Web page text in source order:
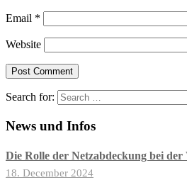
Email *
Website
Search for:
News und Infos
Die Rolle der Netzabdeckung bei
18. December 2024